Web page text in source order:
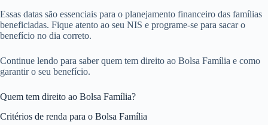
Essas datas são essenciais para o planejamento financeiro das famílias
beneficiadas. Fique atento ao seu NIS e programe-se para sacar o
benefício no dia correto.
Continue lendo para saber quem tem direito ao Bolsa Família e como
garantir o seu benefício.
Quem tem direito ao Bolsa Família?
Critérios de renda para o Bolsa Família